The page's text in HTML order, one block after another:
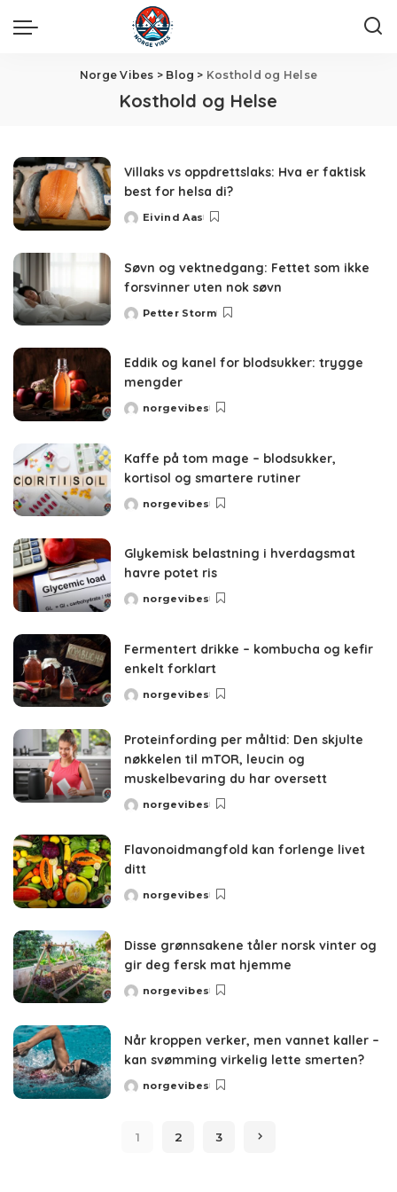
Norge Vibes > Blog > Kosthold og Helse
Kosthold og Helse
Villaks vs oppdrettslaks: Hva er faktisk
best for helsa di?
Posted
Eivind Aas
Søvn og vektnedgang: Fettet som ikke
forsvinner uten nok søvn
Posted
Petter Storm
Eddik og kanel for blodsukker: trygge
mengder
Posted
norgevibes
Kaffe på tom mage – blodsukker,
kortisol og smartere rutiner
Posted
norgevibes
Glykemisk belastning i hverdagsmat
havre potet ris
Posted
norgevibes
Fermentert drikke – kombucha og kefir
enkelt forklart
Posted
norgevibes
Proteinfording per måltid: Den skjulte
nøkkelen til mTOR, leucin og
muskelbevaring du har oversett
Posted
norgevibes
Flavonoidmangfold kan forlenge livet
ditt
Posted
norgevibes
Disse grønnsakene tåler norsk vinter og
gir deg fersk mat hjemme
Posted
norgevibes
Når kroppen verker, men vannet kaller –
kan svømming virkelig lette smerten?
Posted
norgevibes
1 2 3